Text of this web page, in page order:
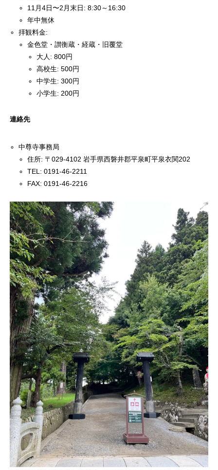
11月4日〜2月末日: 8:30～16:30
年中無休
拝観料金:
金色堂・讃衡蔵・経蔵・旧覆堂
大人: 800円
高校生: 500円
中学生: 300円
小学生: 200円
連絡先
中尊寺事務局
住所: 〒029-4102 岩手県西磐井郡平泉町平泉衣関202
TEL: 0191-46-2211
FAX: 0191-46-2216